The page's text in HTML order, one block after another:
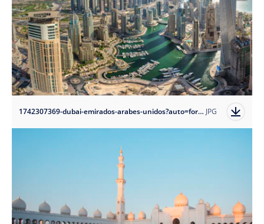
1742307369-dubai-emirados-arabes-unidos?auto=format JPG